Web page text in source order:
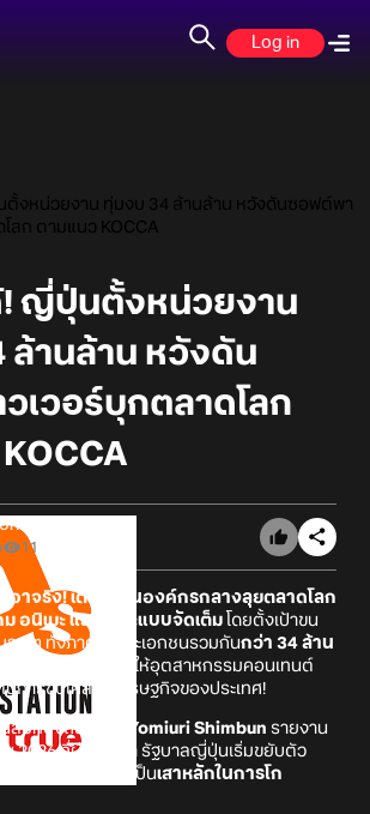
Log in
ตั้งหน่วยงาน ทุ่มงบ 34 ล้านล้าน หวังดันซอฟต์พา
ลก ตามแนว KOCCA
! ญี่ปุ่นตั้งหน่วยงาน
ล้านล้าน หวังดัน
เวอร์บุกตลาดโลก
11
อาจริง! เตรียมปั้นองค์กรกลางลุยตลาดโลก
อนิเมะ และมังงะแบบจัดเต็ม โดยตั้งเป้าขน
จุก ๆ ทั้งภาครัฐและเอกชนรวมกันกว่า 34 ล้าน
2033 เพื่อผลักดันให้อุตสาหกรรมคอนเทนต์
นการขับเคลื่อนเศรษฐกิจของประเทศ!
สื่อท้องถิ่นอย่าง Yomiuri Shimbun รายงาน
น 2026 ที่ผ่านมาว่า รัฐบาลญี่ปุ่นเริ่มขยับตัว
บสนุนนี้ขึ้นมาเพื่อเป็นเสาหลักในการโก